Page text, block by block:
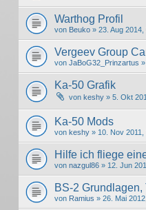
Warthog Profil
von Beuko » 23. Aug 2014,
Vergeev Group
von JaBoG32_Prinzartus
Ka-50 Grafik
von keshy » 5. Okt
Ka-50 Mods
von keshy » 10. Nov 2011,
Hilfe ich fliege
von nazgul86 » 12. Jun
BS-2 Grundlagen,
von Ramius » 26. Mai